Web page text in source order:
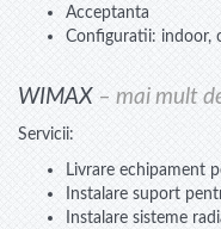
Acceptanta
Configuratii: indoor,
WIMAX – mai mult
Servicii:
Livrare echipament
Instalare suport
Instalare sisteme